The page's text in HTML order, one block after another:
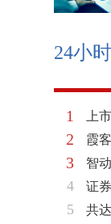
24小
1
2
3
4
5
上
基
霞
片）
智
复
证
共